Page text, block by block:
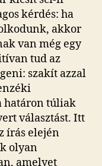
kérdés: ha
akkor
van még egy
tud az
szakít azzal
határon túliak
választást. Itt
írás elején
olyan
amelyet